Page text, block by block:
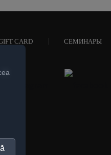
CARD СЕМИНАРЫ